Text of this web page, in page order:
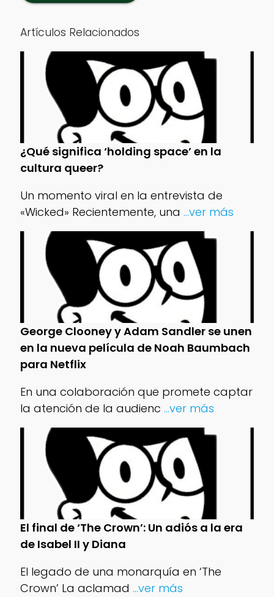
Artículos Relacionados
¿Qué significa ‘holding space’ en la
cultura queer?
Un momento viral en la entrevista de
«Wicked» Recientemente, una ...ver más
George Clooney y Adam Sandler se unen
en la nueva película de Noah Baumbach
para Netflix
En una colaboración que promete captar
la atención de la audienc ...ver más
El final de ‘The Crown’: Un adiós a la era
de Isabel II y Diana
El legado de una monarquía en ‘The
Crown’ La aclamad ...ver más